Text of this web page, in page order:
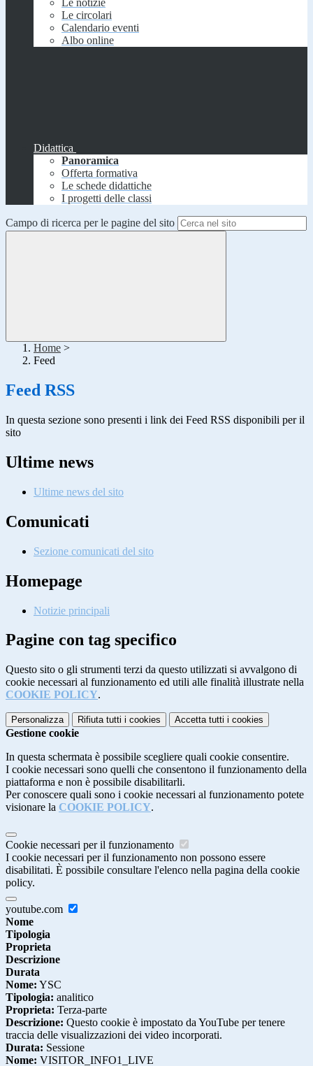
Le notizie
Le circolari
Calendario eventi
Albo online
Didattica
Panoramica
Offerta formativa
Le schede didattiche
I progetti delle classi
Campo di ricerca per le pagine del sito
Home >
Feed
Feed RSS
In questa sezione sono presenti i link dei Feed RSS disponibili per il
sito
Ultime news
Ultime news del sito
Comunicati
Sezione comunicati del sito
Homepage
Notizie principali
Pagine con tag specifico
Questo sito o gli strumenti terzi da questo utilizzati si avvalgono di
cookie necessari al funzionamento ed utili alle finalità illustrate nella
COOKIE POLICY.
Personalizza Rifiuta tutti i cookies Accetta tutti i cookies
Gestione cookie
In questa schermata è possibile scegliere quali cookie consentire.
I cookie necessari sono quelli che consentono il funzionamento della
piattaforma e non è possibile disabilitarli.
Per conoscere quali sono i cookie necessari al funzionamento potete
visionare la COOKIE POLICY.
Cookie necessari per il funzionamento
I cookie necessari per il funzionamento non possono essere
disabilitati. È possibile consultare l'elenco nella pagina della cookie
policy.
youtube.com
Nome
Tipologia
Proprieta
Descrizione
Durata
Nome: YSC
Tipologia: analitico
Proprieta: Terza-parte
Descrizione: Questo cookie è impostato da YouTube per tenere
traccia delle visualizzazioni dei video incorporati.
Durata: Sessione
Nome: VISITOR_INFO1_LIVE